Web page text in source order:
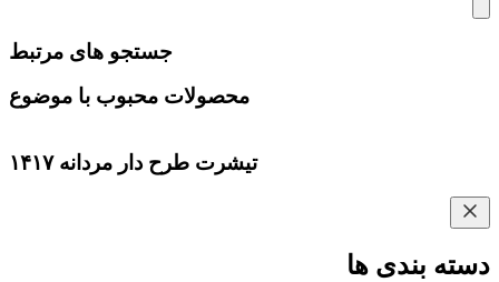
جستجو های مرتبط
محصولات محبوب با موضوع
تیشرت طرح دار مردانه ۱۴۱۷
دسته بندی ها